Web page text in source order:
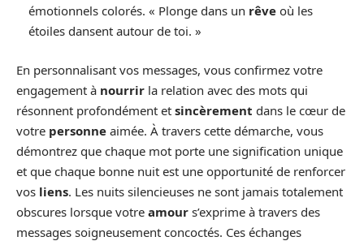
émotionnels colorés. « Plonge dans un rêve où les
étoiles dansent autour de toi. »
En personnalisant vos messages, vous confirmez votre
engagement à nourrir la relation avec des mots qui
résonnent profondément et sincèrement dans le cœur de
votre personne aimée. À travers cette démarche, vous
démontrez que chaque mot porte une signification unique
et que chaque bonne nuit est une opportunité de renforcer
vos liens. Les nuits silencieuses ne sont jamais totalement
obscures lorsque votre amour s’exprime à travers des
messages soigneusement concoctés. Ces échanges